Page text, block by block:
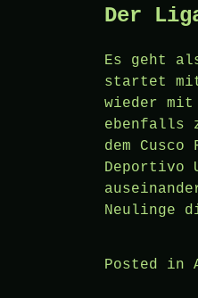
Der
Es geht
startet mit
wieder
ebenfalls
dem
Deportivo
Neulinge
Posted in